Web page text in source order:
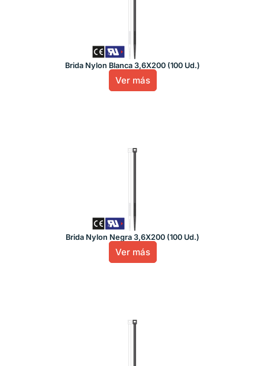
Brida Nylon Blanca 3,6X200 (100 Ud.)
Ver más
Brida Nylon Negra 3,6X200 (100 Ud.)
Ver más